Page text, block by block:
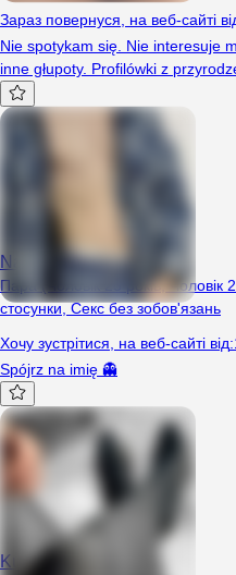
Зараз повернуся, на веб-сайті
Nie spotykam się. Nie interesuje
inne głupoty. Profilówki z
Naszadwojka
Пара (Чоловік 25 років,
стосунки,Секс без зобов'язань
Хочу зустрітися
на веб-сайті від:
Spójrz na imię 👻
Kuleczka11